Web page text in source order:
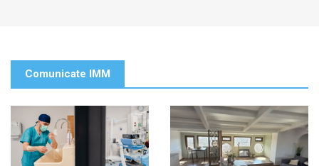
Comunicate IMM